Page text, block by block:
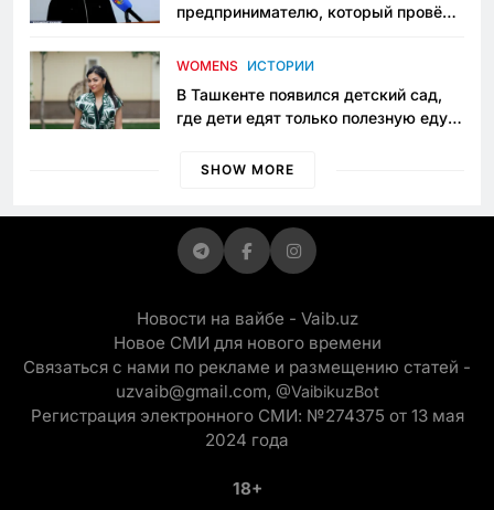
предпринимателю, который провёл
приговору
WOMENS ИСТОРИИ
В Ташкенте появился детский сад,
где дети едят только полезную еду.
просить «кашу без сахара»
SHOW MORE
Новости на вайбе - Vaib.uz
Новое СМИ для нового времени
Связаться с нами по рекламе и размещению статей -
uzvaib@gmail.com, @VaibikuzBot
Регистрация электронного СМИ: №274375 от 13 мая
2024 года
18+